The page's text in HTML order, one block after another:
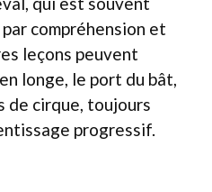
compréhension et
leçons peuvent
longe, le port du bât,
de cirque, toujours
progressif.